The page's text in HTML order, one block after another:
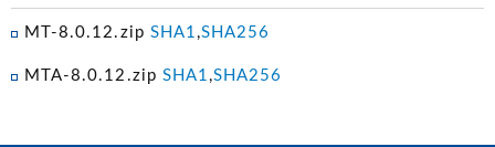
MT-8.0.12.zip SHA1 ,SHA256
MTA-8.0.12.zip SHA1 ,SHA256